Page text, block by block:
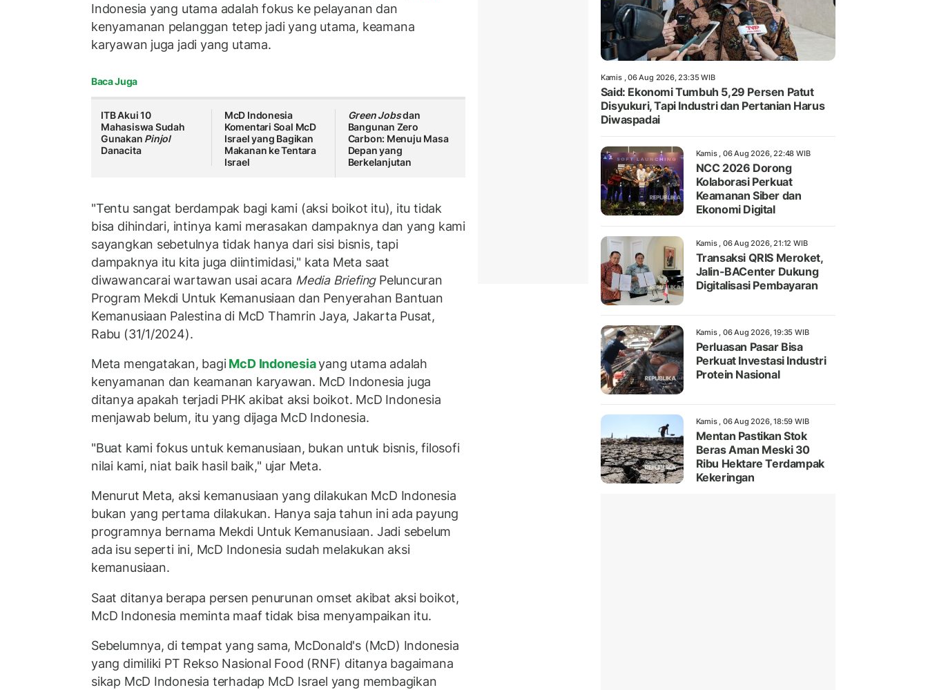
Indonesia yang utama adalah fokus ke pelayanan dan
kenyamanan pelanggan tetep jadi yang utama, keamana
karyawan juga jadi yang utama.
Baca Juga
ITB Akui 10
Mahasiswa Sudah
Gunakan Pinjol
Danacita
McD Indonesia
Komentari Soal McD
Israel yang Bagikan
Makanan ke Tentara
Israel
Green Jobsdan
Bangunan Zero
Carbon: Menuju Masa
Depan yang
Berkelanjutan
"Tentu sangat berdampak bagi kami (aksi boikot itu), itu tidak
bisa dihindari, intinya kami merasakan dampaknya dan yang kami
sayangkan sebetulnya tidak hanya dari sisi bisnis, tapi
dampaknya itu kita juga diintimidasi," kata Meta saat
diwawancarai wartawan usai acara Media BriefingPeluncuran
Program Mekdi Untuk Kemanusiaan dan Penyerahan Bantuan
Kemanusiaan Palestina di McD Thamrin Jaya, Jakarta Pusat,
Rabu (31/1/2024).
Meta mengatakan, bagiMcD Indonesiayang utama adalah
kenyamanan dan keamanan karyawan. McD Indonesia juga
ditanya apakah terjadi PHK akibat aksi boikot. McD Indonesia
menjawab belum, itu yang dijaga McD Indonesia.
"Buat kami fokus untuk kemanusiaan, bukan untuk bisnis, filosofi
nilai kami, niat baik hasil baik," ujar Meta.
Menurut Meta, aksi kemanusiaan yang dilakukan McD Indonesia
bukan yang pertama dilakukan. Hanya saja tahun ini ada payung
programnya bernama Mekdi Untuk Kemanusiaan. Jadi sebelum
ada isu seperti ini, McD Indonesia sudah melakukan aksi
kemanusiaan.
Saat ditanya berapa persen penurunan omset akibat aksi boikot,
McD Indonesia meminta maaf tidak bisa menyampaikan itu.
Sebelumnya, di tempat yang sama, McDonald's (McD) Indonesia
yang dimiliki PT Rekso Nasional Food (RNF) ditanya bagaimana
sikap McD Indonesia terhadap McD Israel yang membagikan
Kamis , 06 Aug 2026, 23:35 WIB
Said: Ekonomi Tumbuh 5,29 Persen Patut
Disyukuri, Tapi Industri dan Pertanian Harus
Diwaspadai
Kamis , 06 Aug 2026, 22:48 WIB
NCC 2026 Dorong
Kolaborasi Perkuat
Keamanan Siber dan
Ekonomi Digital
Kamis , 06 Aug 2026, 21:12 WIB
Transaksi QRIS Meroket,
Jalin-BACenter Dukung
Digitalisasi Pembayaran
Kamis , 06 Aug 2026, 19:35 WIB
Perluasan Pasar Bisa
Perkuat Investasi Industri
Protein Nasional
Kamis , 06 Aug 2026, 18:59 WIB
Mentan Pastikan Stok
Beras Aman Meski 30
Ribu Hektare Terdampak
Kekeringan